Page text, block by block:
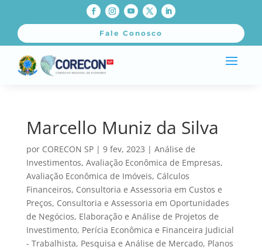
Fale Conosco
Marcello Muniz da Silva
por CORECON SP| 9 fev, 2023 | Análise de
Investimentos, Avaliação Econômica de Empresas,
Avaliação Econômica de Imóveis, Cálculos
Financeiros, Consultoria e Assessoria em Custos e
Preços, Consultoria e Assessoria em Oportunidades
de Negócios, Elaboração e Análise de Projetos de
Investimento, Perícia Econômica e Financeira Judicial
- Trabalhista, Pesquisa e Análise de Mercado, Planos